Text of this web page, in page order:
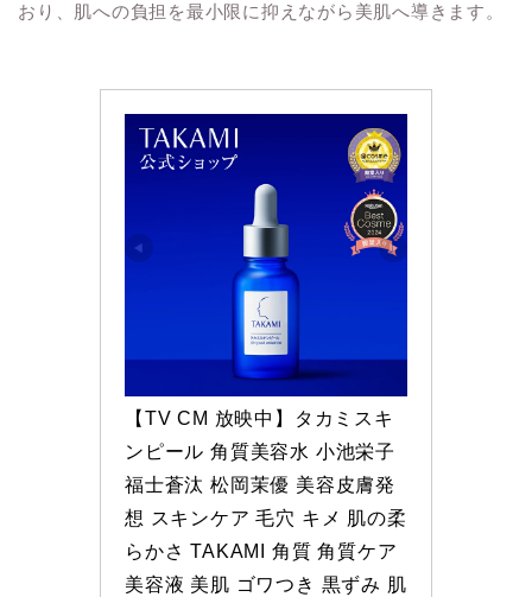
おり、肌への負担を最小限に抑えながら美肌へ導きます。
【TV CM 放映中】タカミスキ
ンピール 角質美容水 小池栄子
福士蒼汰 松岡茉優 美容皮膚発
想 スキンケア 毛穴 キメ 肌の柔
らかさ TAKAMI 角質 角質ケア
美容液 美肌 ゴワつき 黒ずみ 肌